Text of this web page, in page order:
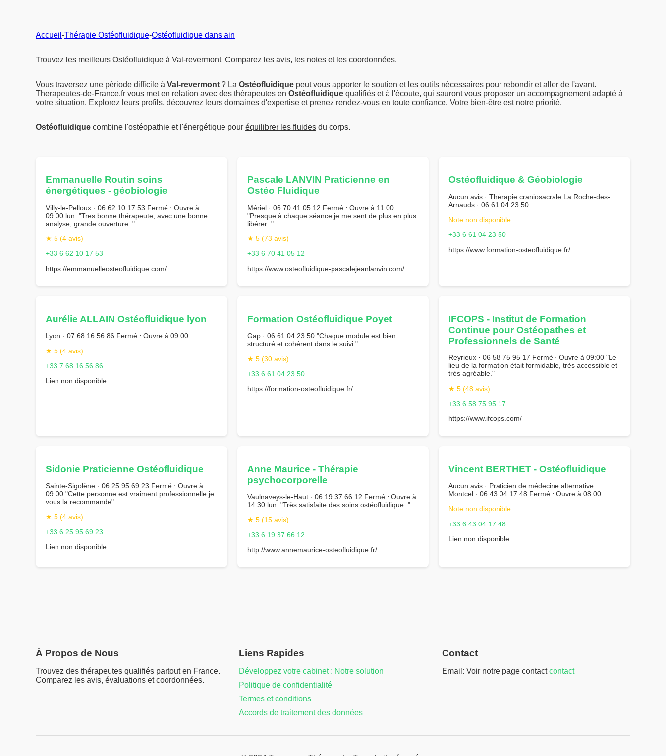
Accueil -Thérapie Ostéofluidique-Ostéofluidique dans ain
Trouvez les meilleurs Ostéofluidique à Val-revermont. Comparez les avis, les notes et les coordonnées.
Vous traversez une période difficile à Val-revermont ? La Ostéofluidique peut vous apporter le soutien et les outils nécessaires pour rebondir et aller de l'avant.
Therapeutes-de-France.fr vous met en relation avec des thérapeutes en Ostéofluidique qualifiés et à l'écoute, qui sauront vous proposer un accompagnement adapté à
votre situation. Explorez leurs profils, découvrez leurs domaines d'expertise et prenez rendez-vous en toute confiance. Votre bien-être est notre priorité.
Ostéofluidique combine l'ostéopathie et l'énergétique pour équilibrer les fluides du corps.
Emmanuelle Routin soins
énergétiques - géobiologie
Villy-le-Pelloux · 06 62 10 17 53 Fermé ⋅ Ouvre à
09:00 lun. "Tres bonne thérapeute, avec une bonne
analyse, grande ouverture ."
★ 5 (4 avis)
+33 6 62 10 17 53
https://emmanuelleosteofluidique.com/
Pascale LANVIN Praticienne en
Ostéo Fluidique
Mériel · 06 70 41 05 12 Fermé ⋅ Ouvre à 11:00
"Presque à chaque séance je me sent de plus en plus
libérer ."
★ 5 (73 avis)
+33 6 70 41 05 12
https://www.osteofluidique-pascalejeanlanvin.com/
Ostéofluidique & Géobiologie
Aucun avis · Thérapie craniosacrale La Roche-des-
Arnauds · 06 61 04 23 50
Note non disponible
+33 6 61 04 23 50
https://www.formation-osteofluidique.fr/
Aurélie ALLAIN Ostéofluidique lyon
Lyon · 07 68 16 56 86 Fermé ⋅ Ouvre à 09:00
★ 5 (4 avis)
+33 7 68 16 56 86
Lien non disponible
Formation Ostéofluidique Poyet
Gap · 06 61 04 23 50 "Chaque module est bien
structuré et cohérent dans le suivi."
★ 5 (30 avis)
+33 6 61 04 23 50
https://formation-osteofluidique.fr/
IFCOPS - Institut de Formation
Continue pour Ostéopathes et
Professionnels de Santé
Reyrieux · 06 58 75 95 17 Fermé ⋅ Ouvre à 09:00 "Le
lieu de la formation était formidable, très accessible et
très agréable."
★ 5 (48 avis)
+33 6 58 75 95 17
https://www.ifcops.com/
Sidonie Praticienne Ostéofluidique
Sainte-Sigolène · 06 25 95 69 23 Fermé ⋅ Ouvre à
09:00 "Cette personne est vraiment professionnelle je
vous la recommande"
★ 5 (4 avis)
+33 6 25 95 69 23
Lien non disponible
Anne Maurice - Thérapie
psychocorporelle
Vaulnaveys-le-Haut · 06 19 37 66 12 Fermé ⋅ Ouvre à
14:30 lun. "Très satisfaite des soins ostéofluidique ."
★ 5 (15 avis)
+33 6 19 37 66 12
http://www.annemaurice-osteofluidique.fr/
Vincent BERTHET - Ostéofluidique
Aucun avis · Praticien de médecine alternative
Montcel · 06 43 04 17 48 Fermé ⋅ Ouvre à 08:00
Note non disponible
+33 6 43 04 17 48
Lien non disponible
À Propos de Nous
Trouvez des thérapeutes qualifiés partout en France.
Comparez les avis, évaluations et coordonnées.
Liens Rapides
Développez votre cabinet : Notre solution
Politique de confidentialité
Termes et conditions
Accords de traitement des données
Contact
Email: Voir notre page contactcontact